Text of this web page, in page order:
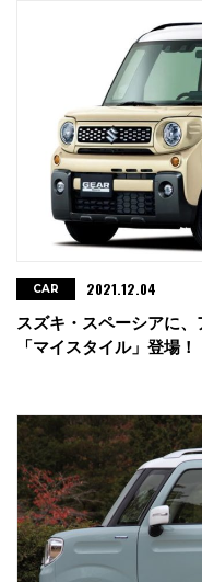
スズキ・スペーシアに
「マイスタイル」登場！
CAR 2021.12.04